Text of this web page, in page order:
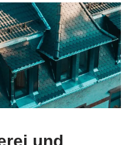
und